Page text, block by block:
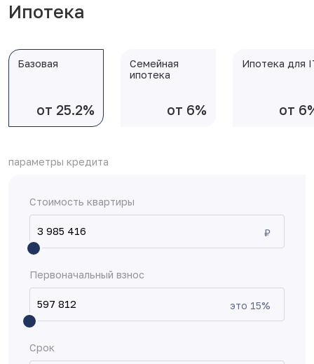
Ипотека
Базовая
от 25.2%
Семейная
ипотека
от 6%
Ипотека для
от
параметры кредита
Стоимость квартиры
₽
Первоначальный взнос
это 15%
Срок